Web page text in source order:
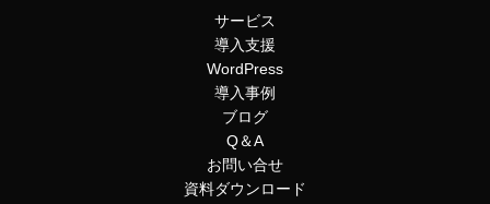
サービス
導入支援
WordPress
導入事例
ブログ
Q＆A
お問い合せ
資料ダウンロード